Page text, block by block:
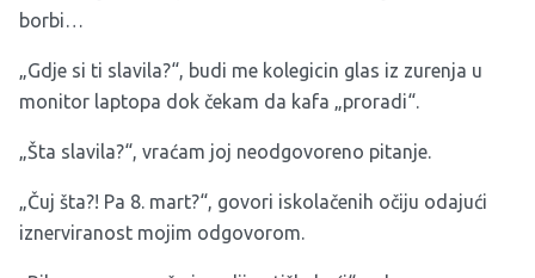
borbi…
„Gdje si ti slavila?“, budi me kolegicin glas iz zurenja u
monitor laptopa dok čekam da kafa „proradi“.
„Šta slavila?“, vraćam joj neodgovoreno pitanje.
„Čuj šta?! Pa 8. mart?“, govori iskolačenih očiju odajući
iznerviranost mojim odgovorom.